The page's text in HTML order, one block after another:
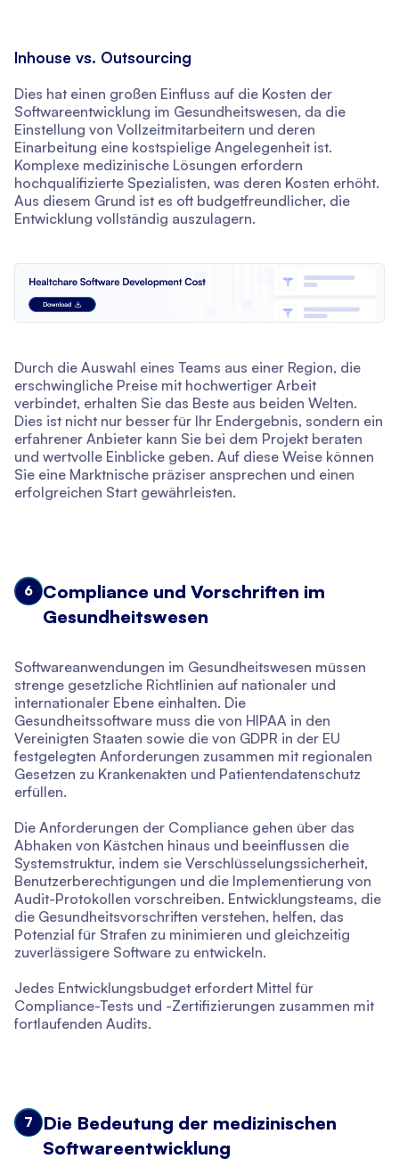
Inhouse vs. Outsourcing
Dies hat einen großen Einfluss auf die Kosten der
Softwareentwicklung im Gesundheitswesen, da die
Einstellung von Vollzeitmitarbeitern und deren
Einarbeitung eine kostspielige Angelegenheit ist.
Komplexe medizinische Lösungen erfordern
hochqualifizierte Spezialisten, was deren Kosten erhöht.
Aus diesem Grund ist es oft budgetfreundlicher, die
Entwicklung vollständig auszulagern.
Durch die Auswahl eines Teams aus einer Region, die
erschwingliche Preise mit hochwertiger Arbeit
verbindet, erhalten Sie das Beste aus beiden Welten.
Dies ist nicht nur besser für Ihr Endergebnis, sondern ein
erfahrener Anbieter kann Sie bei dem Projekt beraten
und wertvolle Einblicke geben. Auf diese Weise können
Sie eine Marktnische präziser ansprechen und einen
erfolgreichen Start gewährleisten.
6
Compliance und Vorschriften im
Gesundheitswesen
Softwareanwendungen im Gesundheitswesen müssen
strenge gesetzliche Richtlinien auf nationaler und
internationaler Ebene einhalten. Die
Gesundheitssoftware muss die von HIPAA in den
Vereinigten Staaten sowie die von GDPR in der EU
festgelegten Anforderungen zusammen mit regionalen
Gesetzen zu Krankenakten und Patientendatenschutz
erfüllen.
Die Anforderungen der Compliance gehen über das
Abhaken von Kästchen hinaus und beeinflussen die
Systemstruktur, indem sie Verschlüsselungssicherheit,
Benutzerberechtigungen und die Implementierung von
Audit-Protokollen vorschreiben. Entwicklungsteams, die
die Gesundheitsvorschriften verstehen, helfen, das
Potenzial für Strafen zu minimieren und gleichzeitig
zuverlässigere Software zu entwickeln.
Jedes Entwicklungsbudget erfordert Mittel für
Compliance-Tests und -Zertifizierungen zusammen mit
fortlaufenden Audits.
7
Die Bedeutung der medizinischen
Softwareentwicklung